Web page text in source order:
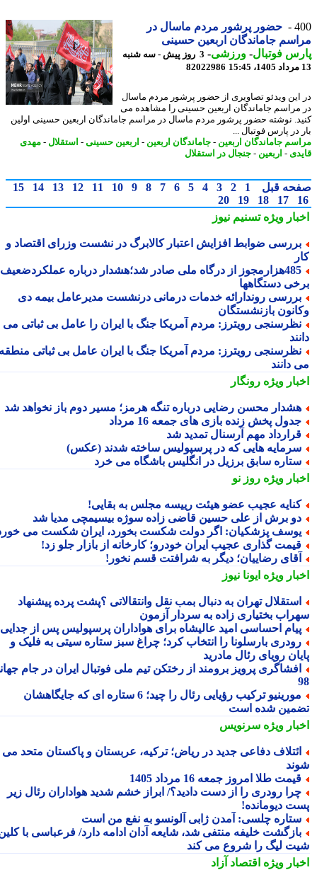
حضور پرشور مردم ماسال در
جاماندگان اربعین حسینی
فوتبال-ورزشی-
3 روز پیش - سه شنبه
82022986
ویدئو تصاویری از حضور پرشور مردم ماسال
جاماندگان اربعین حسینی را مشاهده می
نوشته حضور پرشور مردم ماسال در مراسم جاماندگان اربعین حسینی اولین
در پارس فوتبال ...
جاماندگان اربعین -جاماندگان اربعین -اربعین حسینی-استقلال-مهدی
-اربعین -جنجال در استقلال
قبل 1
2
3
4
5
6
7
8
9
10
11
12
13
14
15
17
18
19
20
ویژهتسنیم نیوز
ضوابط افزایش اعتبار کالابرگ در نشست وزرای اقتصاد و
485هزارمجوز از درگاه ملی صادر شد؛هشدار درباره عملکردضعیف
دستگاهها
روندارائه خدمات درمانی درنشست مدیرعامل بیمه دی
بازنشستگان
رویترز: مردم آمریکا جنگ با ایران را عامل بی ثباتی می
رویترز: مردم آمریکا جنگ با ایران عامل بی ثباتی منطقه
دانند
ویژهرونگار
محسن رضایی درباره تنگه هرمز؛ مسیر دوم باز نخواهد شد
پخش زنده بازی های جمعه 16 مرداد
مهم آرسنال تمدید شد
هایی که در پرسپولیس ساخته شدند (عکس)
سابق برزیل در انگلیس باشگاه می خرد
ویژهروز نو
عجیب عضو هیئت رییسه مجلس به بقایی!
برش از علی حسین قاضی زاده سوژه بیسیمچی مدیا شد
پزشکیان: اگر دولت شکست بخورد، ایران شکست می خورد
گذاری عجیب ایران خودرو؛ کارخانه از بازار جلو زد!
رضاییان؛ دیگر به شرافتت قسم نخور!
ویژهایونا نیوز
تهران به دنبال بمب نقل وانتقالاتی ؟پشت پرده پیشنهاد
بختیاری زاده به سردار آزمون
احساسی امید عالیشاه برای هواداران پرسپولیس پس از جدایی
بارسلونا را انتخاب کرد؛ چراغ سبز ستاره سیتی به فلیک و
رویای رئال مادرید
پرویز برومند از رختکن تیم ملی فوتبال ایران در جام جهانی
مورینیو ترکیب رؤیایی رئال را چید؛ 6 ستاره ای که جایگاهشان
شده است
ویژهسرنویس
دفاعی جدید در ریاض؛ ترکیه، عربستان و پاکستان متحد می
طلا امروز جمعه 16 مرداد 1405
رودری را از دست دادید؟/ ابراز خشم شدید هواداران رئال زیر
دیومانده!
چلسی: آمدن ژابی آلونسو به نفع من است
خلیفه منتفی شد، شایعه آدان ادامه دارد/ فرعباسی با کلین
لیگ را شروع می کند
ویژهاقتصاد آزاد